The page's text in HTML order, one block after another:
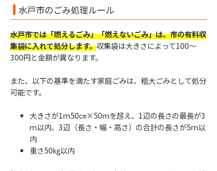
水戸市のごみ処理ルール
水戸市では「燃えるごみ」「燃えないごみ」は、市の有料収
集袋に入れて処分します。収集袋は大きさによって100～
300円と金額が異なります。
また、以下の基準を満たす家庭ごみは、粗大ごみとして処分
可能です。
大きさが1ｍ50㎝×50ｍを超え、1辺の長さの最長が3
ｍ以内、3辺（長さ・幅・高さ）の合計の長さが5ｍ以
内
重さ50㎏以内